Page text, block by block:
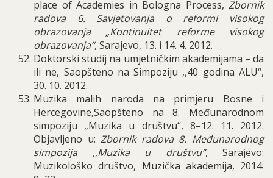
place of Academies in Bologna Process, Zbornik
radova 6. Savjetovanja o reformi visokog
obrazovanja „Kontinuitet reforme visokog
obrazovanja“, Sarajevo, 13. i 14. 4. 2012.
Doktorski studij na umjetničkim akademijama – da
ili ne, Saopšteno na Simpoziju ,,40 godina ALU“,
30. 10. 2012.
Muzika malih naroda na primjeru Bosne i
Hercegovine,Saopšteno na 8. Međunarodnom
simpoziju „Muzika u društvu“, 8–12. 11. 2012.
Objavljeno u:Zbornik radova 8. Međunarodnog
simpozija ,,Muzika u društvu”, Sarajevo:
Muzikološko društvo, Muzička akademija, 2014: